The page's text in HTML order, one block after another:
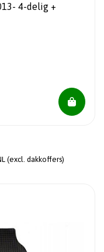
4-delig +
(excl. dakkoffers)